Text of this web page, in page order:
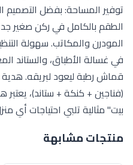
توفير المساحة: بفضل التصميم
الطقم بالكامل في ركن صغير
المودرن والمكاتب. سهولة
في غسالة الأطباق،
قماش رطبة ليعود لبريقه.
(فناجين + كنكة + ستاند)،
بيت" مثالية تلبي احتياجات أي
منتجات مشابهة